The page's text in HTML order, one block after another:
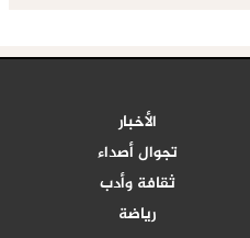
الأخبار
تجوال أصداء
ثقافة وأدب
رياضة